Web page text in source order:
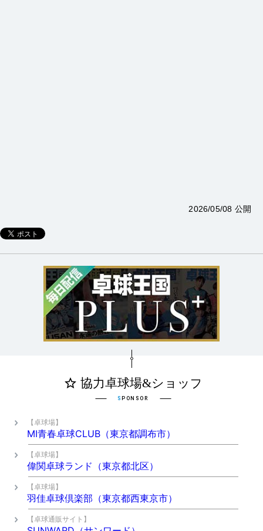
2026/05/08 公開
【卓球場】
MI青春卓球CLUB（東京都調布市）
【卓球場】
偉関卓球ランド（東京都北区）
【卓球場】
羽佳卓球倶楽部（東京都西東京市）
【卓球通販サイト】